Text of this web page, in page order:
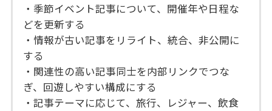
・季節イベント記事について、開催年や日程な
どを更新する
・情報が古い記事をリライト、統合、非公開に
する
・関連性の高い記事同士を内部リンクでつな
ぎ、回遊しやすい構成にする
・記事テーマに応じて、旅行、レジャー、飲食